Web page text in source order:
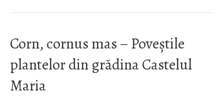
Corn, cornus mas – Poveștile
plantelor din grădina Castelul
Maria